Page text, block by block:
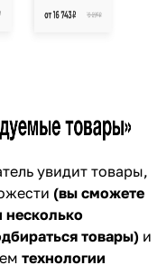
увидит товары,
(вы сможете
несколько
товары) и
технологии